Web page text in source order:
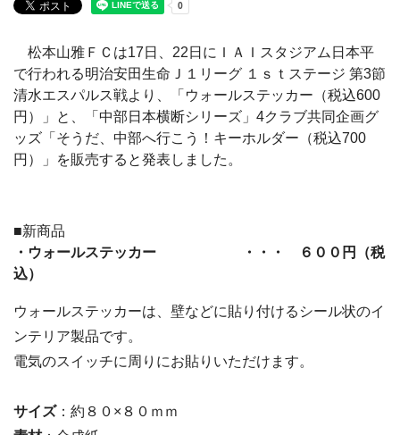
松本山雅ＦＣは17日、22日にＩＡＩスタジアム日本平
で行われる明治安田生命Ｊ１リーグ １ｓｔステージ 第3節
清水エスパルス戦より、「ウォールステッカー（税込600
円）」と、「中部日本横断シリーズ」4クラブ共同企画グ
ッズ「そうだ、中部へ行こう！キーホルダー（税込700
円）」を販売すると発表しました。
■新商品
・ウォールステッカー ・・・ ６００円（税
込）
ウォールステッカーは、壁などに貼り付けるシール状のイ
ンテリア製品です。
電気のスイッチに周りにお貼りいただけます。
サイズ：約８０×８０ｍｍ